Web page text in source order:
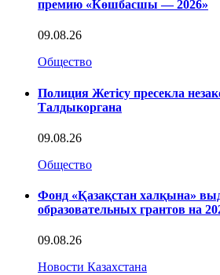
премию «Көшбасшы — 2026»
09.08.26
Общество
Полиция Жетісу пресекла
Талдыкоргана
09.08.26
Общество
Фонд «Қазақстан халқына»
образовательных грантов на
09.08.26
Новости Казахстана